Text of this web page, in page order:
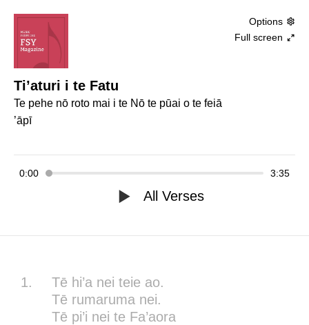
Ti’aturi i te Fatu
Te pehe nō roto mai i te Nō te pūai o te feiā
’āpī
0:00 3:35
All Verses
Options
Full screen
1.
Tē hi’a nei teie ao.
Tē rumaruma nei.
Tē pi’i nei te Fa’aora